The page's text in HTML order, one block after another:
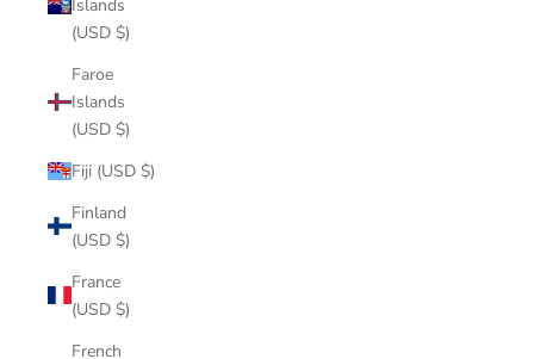
Islands
(USD $)
Faroe
Islands
(USD $)
Fiji (USD $)
Finland
(USD $)
France
(USD $)
French